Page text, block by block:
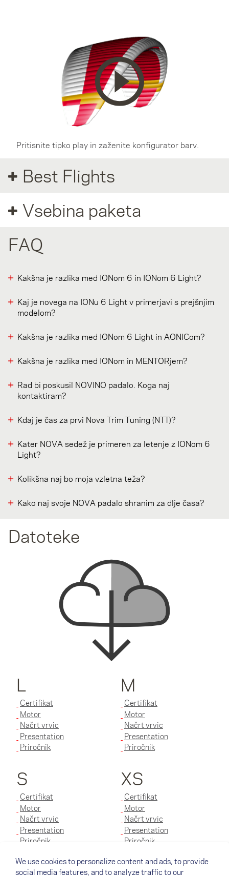
Pritisnite tipko play in zaženite konfigurator barv.
Best Flights
Vsebina paketa
FAQ
Kakšna je razlika med IONom 6 in IONom 6 Light?
Kaj je novega na IONu 6 Light v primerjavi s prejšnjim
modelom?
Kakšna je razlika med IONom 6 Light in AONICom?
Kakšna je razlika med IONom in MENTORjem?
Rad bi poskusil NOVINO padalo. Koga naj
kontaktiram?
Kdaj je čas za prvi Nova Trim Tuning (NTT)?
Kater NOVA sedež je primeren za letenje z IONom 6
Light?
Kolikšna naj bo moja vzletna teža?
Kako naj svoje NOVA padalo shranim za dlje časa?
Datoteke
L
Certifikat
Motor
Načrt vrvic
Presentation
Priročnik
M
Certifikat
Motor
Načrt vrvic
Presentation
Priročnik
S
Certifikat
Motor
Načrt vrvic
Presentation
Priročnik
XS
Certifikat
Motor
Načrt vrvic
Presentation
Priročnik
We use cookies to personalize content and ads, to provide
social media features, and to analyze traffic to our